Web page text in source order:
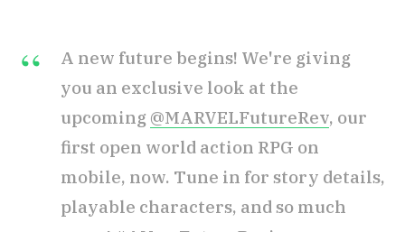
A new future begins! We're giving
you an exclusive look at the
upcoming @MARVELFutureRev, our
first open world action RPG on
mobile, now. Tune in for story details,
playable characters, and so much